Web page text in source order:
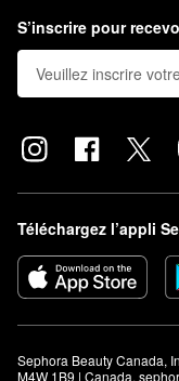
S’inscrire pour
Téléchargez l’appli
Sephora Beauty Canada,
M4W 1B9 | Canada,